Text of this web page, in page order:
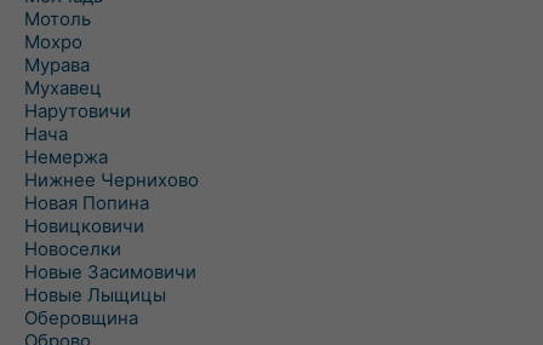
Мотоль
Мохро
Мурава
Мухавец
Нарутовичи
Нача
Немержа
Нижнее Чернихово
Новая Попина
Новицковичи
Новоселки
Новые Засимовичи
Новые Лыщицы
Оберовщина